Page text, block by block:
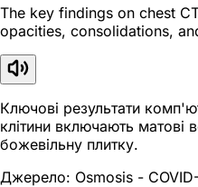
The key findings on chest
opacities, consolidations,
Ключові результати
клітини включають матові
божевільну плитку.
Джерело: Osmosis -